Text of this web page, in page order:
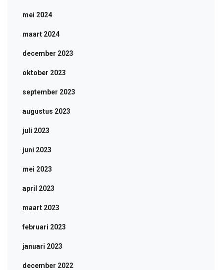
mei 2024
maart 2024
december 2023
oktober 2023
september 2023
augustus 2023
juli 2023
juni 2023
mei 2023
april 2023
maart 2023
februari 2023
januari 2023
december 2022